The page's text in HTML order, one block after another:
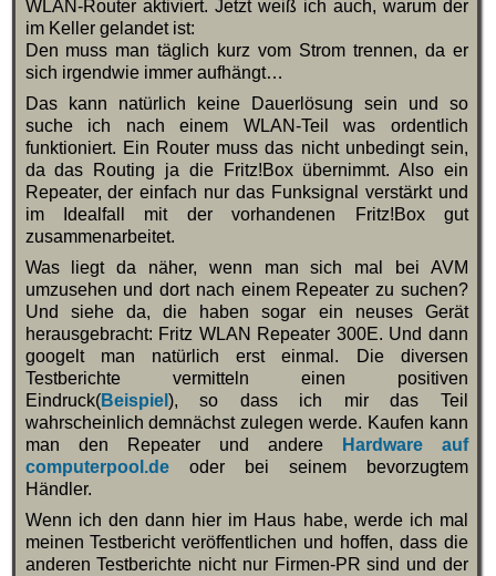
WLAN-Router aktiviert. Jetzt weiß ich auch, warum der
im Keller gelandet ist:
Den muss man täglich kurz vom Strom trennen, da er
sich irgendwie immer aufhängt…
Das kann natürlich keine Dauerlösung sein und so
suche ich nach einem WLAN-Teil was ordentlich
funktioniert. Ein Router muss das nicht unbedingt sein,
da das Routing ja die Fritz!Box übernimmt. Also ein
Repeater, der einfach nur das Funksignal verstärkt und
im Idealfall mit der vorhandenen Fritz!Box gut
zusammenarbeitet.
Was liegt da näher, wenn man sich mal bei AVM
umzusehen und dort nach einem Repeater zu suchen?
Und siehe da, die haben sogar ein neuses Gerät
herausgebracht: Fritz WLAN Repeater 300E. Und dann
googelt man natürlich erst einmal. Die diversen
Testberichte vermitteln einen positiven
Eindruck(Beispiel ), so dass ich mir das Teil
wahrscheinlich demnächst zulegen werde. Kaufen kann
man den Repeater und andere
Hardware auf
computerpool.deoder bei seinem bevorzugtem
Händler.
Wenn ich den dann hier im Haus habe, werde ich mal
meinen Testbericht veröffentlichen und hoffen, dass die
anderen Testberichte nicht nur Firmen-PR sind und der